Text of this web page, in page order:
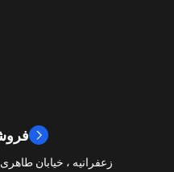
زعفرانیه ، خیابان